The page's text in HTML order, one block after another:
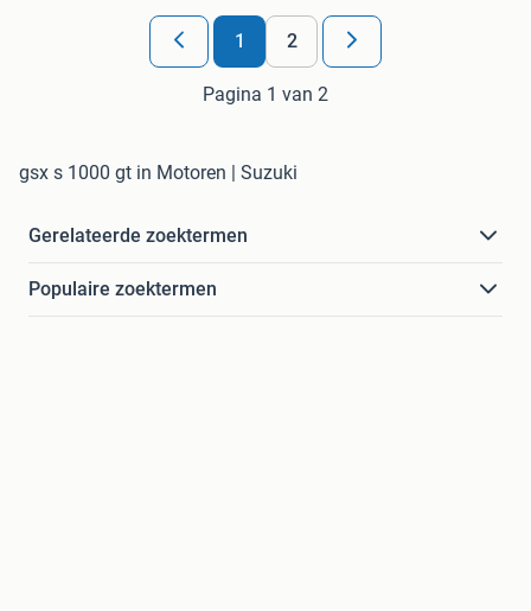
1 2
Pagina 1 van 2
gsx s 1000 gt in Motoren | Suzuki
Gerelateerde zoektermen
Populaire zoektermen